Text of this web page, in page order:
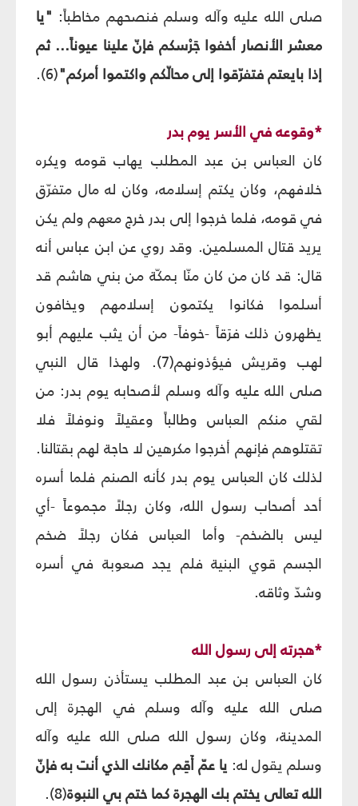
صلى الله عليه وآله وسلم فنصحهم مخاطباً: "يا
معشر الأنصار أخفوا جَرْسكم فإنّ علينا عيوناً... ثم
إذا بايعتم فتفرّقوا إلى محالّكم واكتموا أمركم"(6).
*وقوعه في الأسر يوم بدر
كان العباس بن عبد المطلب يهاب قومه ويكره
خلافهم، وكان يكتم إسلامه، وكان له مال متفرّق
في قومه، فلما خرجوا إلى بدر خرج معهم ولم يكن
يريد قتال المسلمين. وقد روي عن ابن عباس أنه
قال: قد كان من كان منّا بمكّة من بني هاشم قد
أسلموا فكانوا يكتمون إسلامهم ويخافون
يظهرون ذلك فرَقاً -خوفاً- من أن يثب عليهم أبو
لهب وقريش فيؤذونهم(7). ولهذا قال النبي
صلى الله عليه وآله وسلم لأصحابه يوم بدر: من
لقي منكم العباس وطالباً وعقيلاً ونوفلاً فلا
تقتلوهم فإنهم أخرجوا مكرهين لا حاجة لهم بقتالنا.
لذلك كان العباس يوم بدر كأنه الصنم فلما أسره
أحد أصحاب رسول الله، وكان رجلاً مجموعاً -أي
ليس بالضخم- وأما العباس فكان رجلاً ضخم
الجسم قوي البنية فلم يجد صعوبة في أسره
وشدّ وثاقه.
*هجرته إلى رسول الله
كان العباس بن عبد المطلب يستأذن رسول الله
صلى الله عليه وآله وسلم في الهجرة إلى
المدينة، وكان رسول الله صلى الله عليه وآله
وسلم يقول له: يا عمّ أَقِم مكانك الذي أنت به فإنّ
الله تعالى يختم بك الهجرة كما ختم بي النبوة(8).